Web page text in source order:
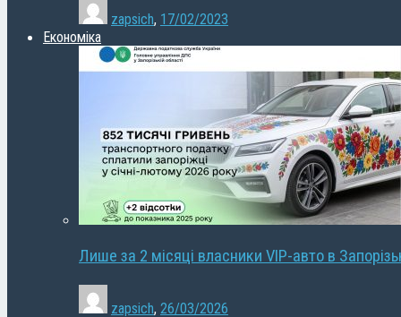
zapsich, 17/02/2023
Економіка
Лише за 2 місяці власники VIP-авто в
zapsich, 26/03/2026